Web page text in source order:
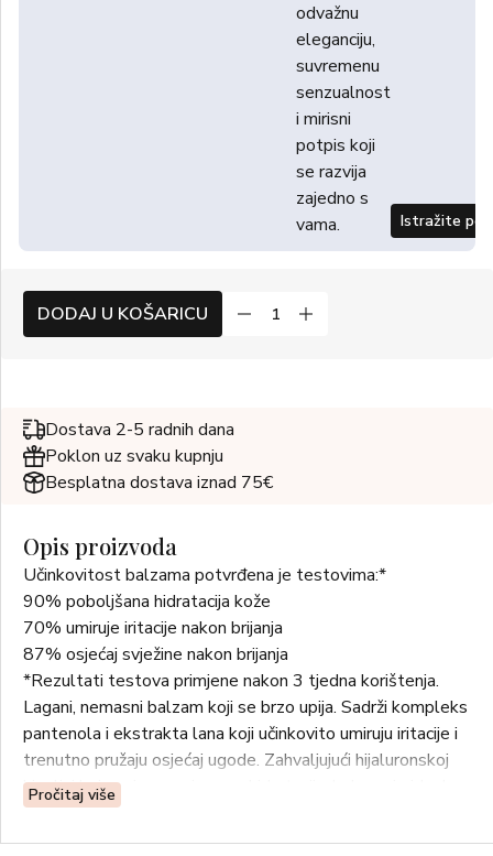
odvažnu
eleganciju,
suvremenu
senzualnost
i mirisni
potpis koji
se razvija
zajedno s
vama.
Istražite
DODAJ U KOŠARICU
Dostava 2-5 radnih dana
Poklon uz svaku kupnju
Besplatna dostava iznad 75€
Opis proizvoda
Učinkovitost balzama potvrđena je testovima:*
90% poboljšana hidratacija kože
70% umiruje iritacije nakon brijanja
87% osjećaj svježine nakon brijanja
*Rezultati testova primjene nakon 3 tjedna korištenja.
Lagani, nemasni balzam koji se brzo upija. Sadrži kompleks
pantenola i ekstrakta lana koji učinkovito umiruju iritacije i
trenutno pružaju osjećaj ugode. Zahvaljujući hijaluronskoj
kiselini koja osigurava izvrsnu hidrataciju, balzam je idealan
i kao dnevna krema za cijelo lice. Pogodan je za sve tipove
kože, uključujući osjetljivu. Odvažna mirisna nota pruža
Pročitaj više